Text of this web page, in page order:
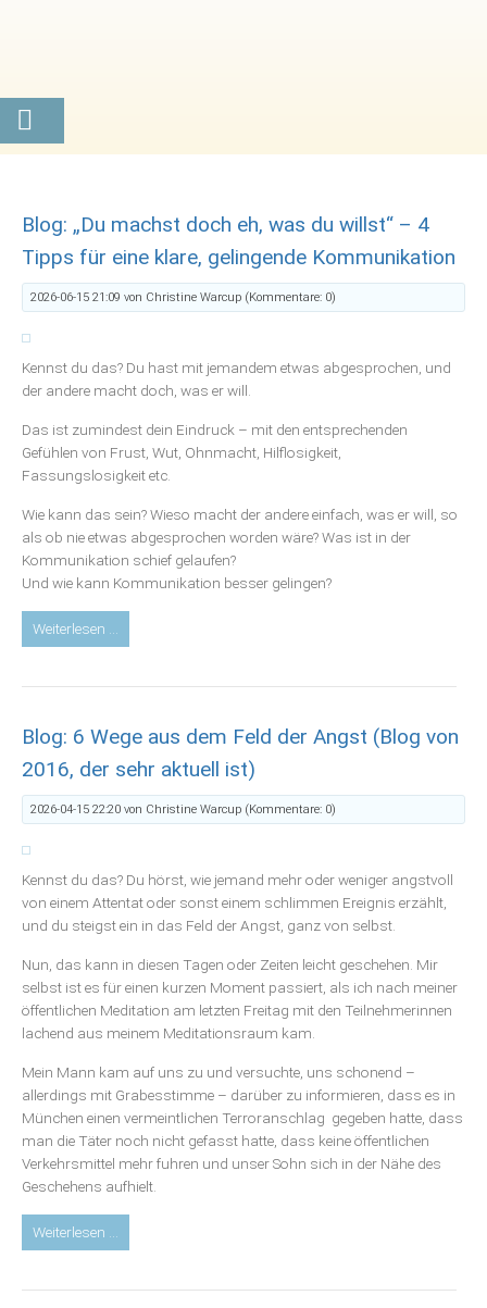
Blog: „Du machst doch eh, was du willst“ – 4
Tipps für eine klare, gelingende Kommunikation
2026-06-15 21:09 von Christine Warcup (Kommentare: 0)
Kennst du das? Du hast mit jemandem etwas abgesprochen, und
der andere macht doch, was er will.
Das ist zumindest dein Eindruck – mit den entsprechenden
Gefühlen von Frust, Wut, Ohnmacht, Hilflosigkeit,
Fassungslosigkeit etc.
Wie kann das sein? Wieso macht der andere einfach, was er will, so
als ob nie etwas abgesprochen worden wäre? Was ist in der
Kommunikation schief gelaufen?
Und wie kann Kommunikation besser gelingen?
Weiterlesen …
„Du
was
du
–
für
eine
klare,
Kommunikation
Blog: 6 Wege aus dem Feld der Angst (Blog von
2016, der sehr aktuell ist)
2026-04-15 22:20 von Christine Warcup (Kommentare: 0)
Kennst du das? Du hörst, wie jemand mehr oder weniger angstvoll
von einem Attentat oder sonst einem schlimmen Ereignis erzählt,
und du steigst ein in das Feld der Angst, ganz von selbst.
Nun, das kann in diesen Tagen oder Zeiten leicht geschehen. Mir
selbst ist es für einen kurzen Moment passiert, als ich nach meiner
öffentlichen Meditation am letzten Freitag mit den Teilnehmerinnen
lachend aus meinem Meditationsraum kam.
Mein Mann kam auf uns zu und versuchte, uns schonend –
allerdings mit Grabesstimme – darüber zu informieren, dass es in
München einen vermeintlichen Terroranschlag gegeben hatte, dass
man die Täter noch nicht gefasst hatte, dass keine öffentlichen
Verkehrsmittel mehr fuhren und unser Sohn sich in der Nähe des
Geschehens aufhielt.
Weiterlesen …
6